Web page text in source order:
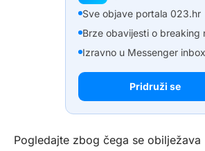
Sve objave portala 023.hr
Brze obavijesti o breaking
Izravno u Messenger inbox
Pridruži se
Pogledajte zbog čega se obilježava